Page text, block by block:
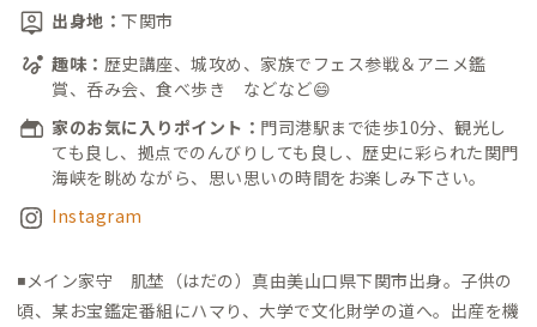
出身地： 下関市
趣味： 歴史講座、城攻め、家族でフェス参戦＆アニメ鑑
賞、呑み会、食べ歩き などなど😄
家のお気に入りポイント： 門司港駅まで徒歩10分、観光し
ても良し、拠点でのんびりしても良し、歴史に彩られた関門
海峡を眺めながら、思い思いの時間をお楽しみ下さい。
Instagram
◾️メイン家守 肌埜（はだの）真由美山口県下関市出身。 子供の
頃、某お宝鑑定番組にハマり、大学で文化財学の道へ。 出産を機